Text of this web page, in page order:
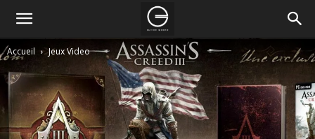
Accueil Jeux Video